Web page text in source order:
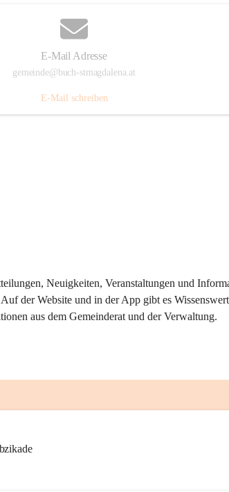
E-Mail Adresse
gemeinde@buch-stmagdalena.at
E-Mail schreiben
Neuigkeiten, Veranstaltungen und
der Website und in der App gibt es
aus dem Gemeinderat und der Verwaltung.